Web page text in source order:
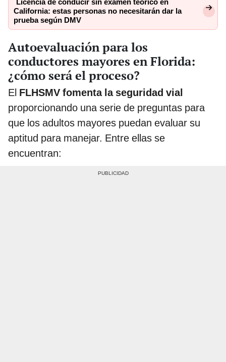
Licencia de conducir sin examen teórico en
California: estas personas no necesitarán dar la
prueba según DMV
Autoevaluación para los
conductores mayores en Florida:
¿cómo será el proceso?
El FLHSMV fomenta la seguridad vial
proporcionando una serie de preguntas para
que los adultos mayores puedan evaluar su
aptitud para manejar. Entre ellas se
encuentran: